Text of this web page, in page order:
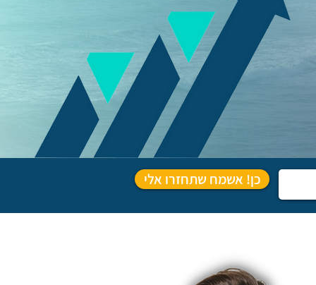
כן! אשמח שתחזרו אלי